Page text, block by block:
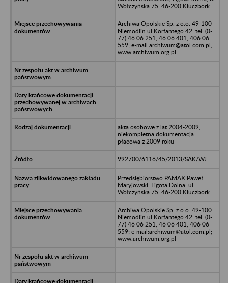
Wołczyńska 75, 46-200 Kluczbork
Archiwa Opolskie Sp. z o.o. 49-100
Niemodlin ul.Korfantego 42, tel. (0-
77) 46 06 251, 46 06 401, 406 06
559; e-mail:archiwum@atol.com.pl;
www.archiwum.org.pl
akta osobowe z lat 2004-2009,
niekompletna dokumentacja
płacowa z 2009 roku
992700/6116/45/2013/SAK/WJ
Przedsiębiorstwo PAMAX Paweł
Maryjowski, Ligota Dolna, ul.
Wołczyńska 75, 46-200 Kluczbork
Archiwa Opolskie Sp. z o.o. 49-100
Niemodlin ul.Korfantego 42, tel. (0-
77) 46 06 251, 46 06 401, 406 06
559; e-mail:archiwum@atol.com.pl;
www.archiwum.org.pl